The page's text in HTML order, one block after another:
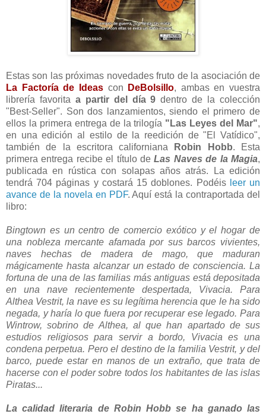
Estas son las próximas novedades fruto de la asociación de
La Factoría de Ideascon DeBolsillo, ambas en vuestra
librería favorita a partir del día 9 dentro de la colección
"Best-Seller". Son dos lanzamientos, siendo el primero de
ellos la primera entrega de la trilogía "Las Leyes del Mar",
en una edición al estilo de la reedición de "El Vatídico",
también de la escritora californiana
Robin Hobb. Esta
primera entrega recibe el título deLas Naves de la Magia,
publicada en rústica con solapas años atrás. La edición
tendrá 704 páginas y costará 15 doblones. Podéis leer un
avance de la novela en PDF. Aquí está la contraportada del
libro:
Bingtown es un centro de comercio exótico y el hogar de
una nobleza mercante afamada por sus barcos vivientes,
naves hechas de madera de mago, que maduran
mágicamente hasta alcanzar un estado de consciencia. La
fortuna de una de las familias más antiguas está depositada
en una nave recientemente despertada, Vivacia. Para
Althea Vestrit, la nave es su legítima herencia que le ha sido
negada, y haría lo que fuera por recuperar ese legado. Para
Wintrow, sobrino de Althea, al que han apartado de sus
estudios religiosos para servir a bordo, Vivacia es una
condena perpetua. Pero el destino de la familia Vestrit, y del
barco, puede estar en manos de un extraño, que trata de
hacerse con el poder sobre todos los habitantes de las islas
Piratas...
La calidad literaria de Robin Hobb se ha ganado las